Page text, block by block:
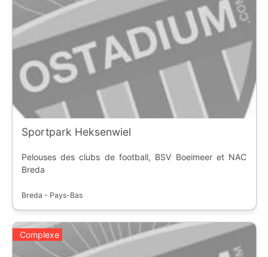
Sportpark Heksenwiel
Pelouses des clubs de football, BSV Boeimeer et NAC
Breda
Breda - Pays-Bas
Complexe